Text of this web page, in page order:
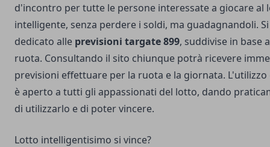
d'incontro per tutte le persone interessate a giocare al
intelligente, senza perdere i soldi, ma guadagnandoli.
dedicato alle previsioni targate 899, suddivise in base
ruota. Consultando il sito chiunque potrà ricevere
previsioni effettuare per la ruota e la giornata.
è aperto a tutti gli appassionati del lotto, dando
di utilizzarlo e di poter vincere.
Lotto intelligentisimo si vince?